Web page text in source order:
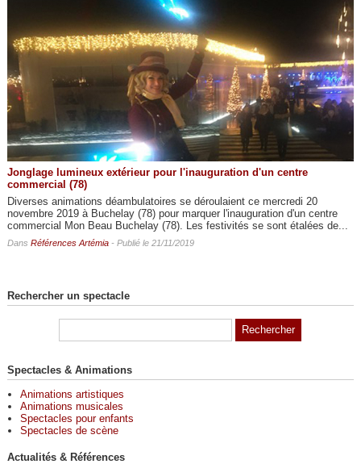
Jonglage lumineux extérieur pour l'inauguration d'un centre
commercial (78)
Diverses animations déambulatoires se déroulaient ce mercredi 20
novembre 2019 à Buchelay (78) pour marquer l'inauguration d'un centre
commercial Mon Beau Buchelay (78). Les festivités se sont étalées de...
Dans Références Artémia- Publié le 21/11/2019
Rechercher un spectacle
Spectacles & Animations
Animations artistiques
Animations musicales
Spectacles pour enfants
Spectacles de scène
Actualités & Références